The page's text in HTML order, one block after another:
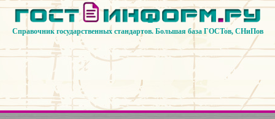
Справочник государственных стандартов. Большая база ГОСТов, СНиПов